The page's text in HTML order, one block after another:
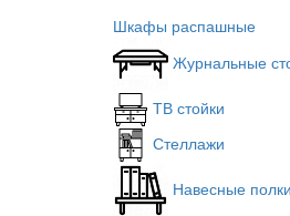
Шкафы распашные
Журнальные
ТВ стойки
Стеллажи
Навесные полки